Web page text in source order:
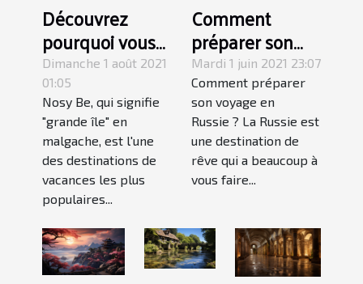
Découvrez
pourquoi vous
devriez visiter
Nosy Be à
Madagascar
Dimanche 1 août 2021
01:05
Nosy Be, qui signifie
"grande île" en
malgache, est l'une
des destinations de
vacances les plus
populaires...
Comment
préparer son
voyage en
Russie ?
Mardi 1 juin 2021 23:07
Comment préparer
son voyage en
Russie ? La Russie est
une destination de
rêve qui a beaucoup à
vous faire...